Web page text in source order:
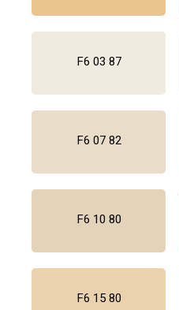
F6 03 87
F6 07 82
F6 10 80
F6 15 80